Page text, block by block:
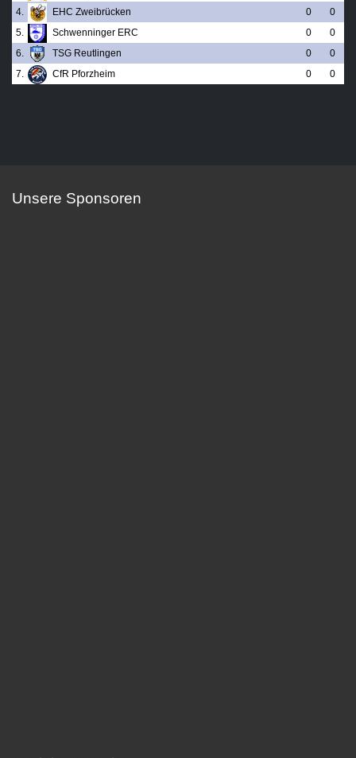
4.
EHC Zweibrücken 0
0
5.
Schwenninger ERC 0
0
6.
TSG Reutlingen 0
0
7.
CfR Pforzheim 0 0
Unsere Sponsoren